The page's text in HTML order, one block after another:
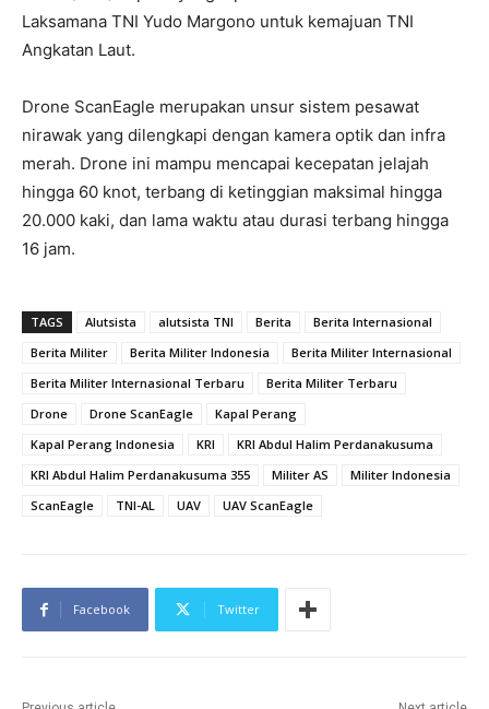
Laksamana TNI Yudo Margono untuk kemajuan TNI
Angkatan Laut.
Drone ScanEagle merupakan unsur sistem pesawat
nirawak yang dilengkapi dengan kamera optik dan infra
merah. Drone ini mampu mencapai kecepatan jelajah
hingga 60 knot, terbang di ketinggian maksimal hingga
20.000 kaki, dan lama waktu atau durasi terbang hingga
16 jam.
TAGS Alutsista alutsista TNI Berita
Berita Internasional
Berita Militer
Berita Militer Indonesia
Berita Militer Internasional
Berita Militer Internasional Terbaru
Berita Militer Terbaru
Drone
Drone ScanEagle
Kapal Perang
Kapal Perang Indonesia
KRI
KRI Abdul Halim Perdanakusuma
KRI Abdul Halim Perdanakusuma 355
Militer AS
Militer Indonesia
ScanEagle
TNI-AL UAV UAV ScanEagle
Facebook Twitter